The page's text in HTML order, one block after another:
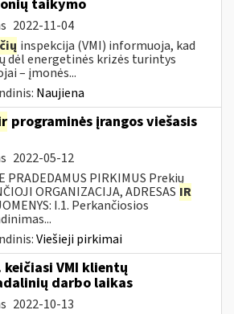
taikymo
2022-11-04
inspekcija (VMI) informuoja, kad
dėl energetinės krizės turintys
– įmonės...
Naujiena
programinės įrangos viešasis
2022-05-12
PRADEDAMUS PIRKIMUS Prekių
ORGANIZACIJA, ADRESAS IR
I.1. Perkančiosios
Viešieji pirkimai
keičiasi VMI klientų
darbo laikas
2022-10-13